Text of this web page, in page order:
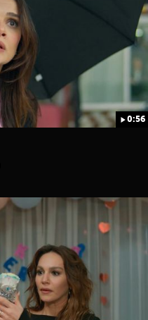
0:56